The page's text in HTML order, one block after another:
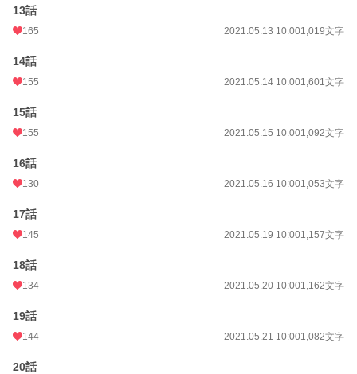
13話
165 2021.05.13 10:001,019文字
14話
155 2021.05.14 10:001,601文字
15話
155 2021.05.15 10:001,092文字
16話
130 2021.05.16 10:001,053文字
17話
145 2021.05.19 10:001,157文字
18話
134 2021.05.20 10:001,162文字
19話
144 2021.05.21 10:001,082文字
20話